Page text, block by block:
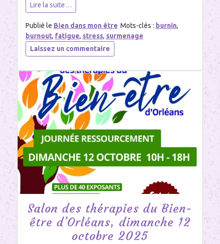
Lire la suite…
Publié le Bien dans mon être Mots-clés : burnin,
burnout, fatigue, stress, surmenage
Laissez un commentairesur
Le
burn-
out :
le
distinguer
d’une
fatigue
nerveuse
ou
dépression,
prévenir,
s’en
sortir
Salon des thérapies du Bien-
être d’Orléans, dimanche 12
octobre 2025